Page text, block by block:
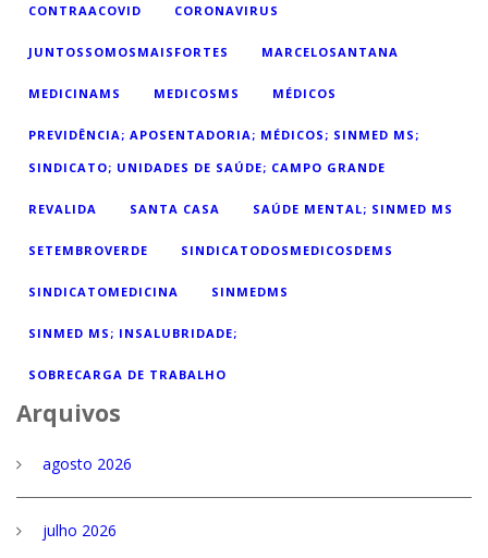
CONTRAACOVID CORONAVIRUS
JUNTOSSOMOSMAISFORTES MARCELOSANTANA
MEDICINAMS MEDICOSMS MÉDICOS
PREVIDÊNCIA; APOSENTADORIA; MÉDICOS; SINMED MS;
SINDICATO; UNIDADES DE SAÚDE; CAMPO GRANDE
REVALIDA SANTA CASA SAÚDE MENTAL; SINMED MS
SETEMBROVERDE SINDICATODOSMEDICOSDEMS
SINDICATOMEDICINA SINMEDMS
SINMED MS; INSALUBRIDADE;
SOBRECARGA DE TRABALHO
Arquivos
agosto 2026
julho 2026